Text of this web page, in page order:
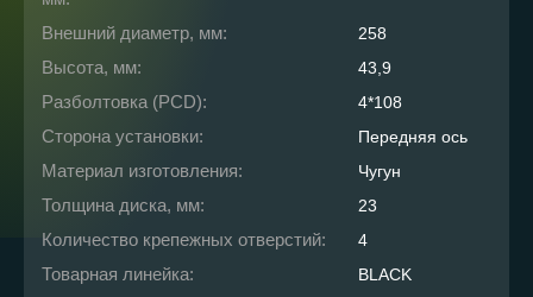
Внешний диаметр, мм: 258
Высота, мм: 43,9
Разболтовка (PCD): 4*108
Сторона установки: Передняя ось
Материал изготовления: Чугун
Толщина диска, мм: 23
Количество крепежных отверстий: 4
Товарная линейка: BLACK